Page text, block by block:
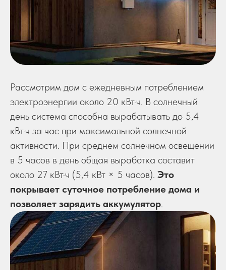
Рассмотрим дом с ежедневным потреблением
электроэнергии около 20 кВт·ч. В солнечный
день система способна вырабатывать до 5,4
кВт·ч за час при максимальной солнечной
активности. При среднем солнечном освещении
в 5 часов в день общая выработка составит
около 27 кВт·ч (5,4 кВт × 5 часов). Это
покрывает суточное потребление дома и
позволяет зарядить аккумулятор.